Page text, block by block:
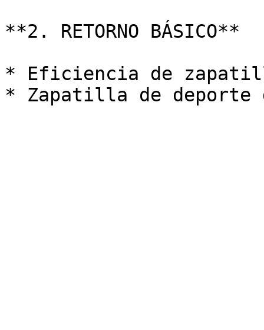
**2. RETORNO BÁSICO**
* Eficiencia de